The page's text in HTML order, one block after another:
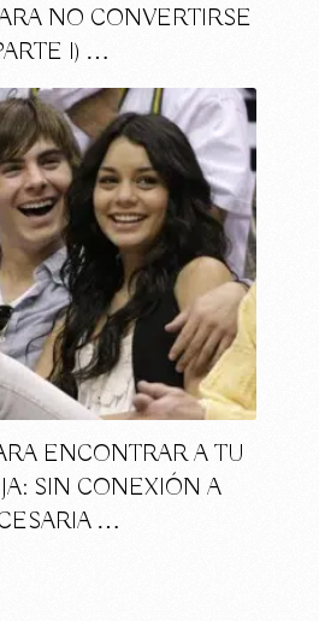
NO CONVERTIRSE
I) …
ENCONTRAR A TU
SIN CONEXIÓN A
…